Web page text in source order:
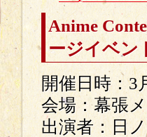
Anime
ージイベン
開催日時：3
会場：幕張
出演者：日